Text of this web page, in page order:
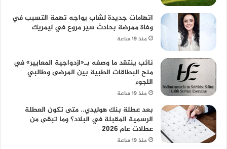
اتهامات جديدة لشاب يواجه تهمة التسبب في
وفاة ممرضة بحادث سير مروع في ليمريك
منذ 19 ساعة
نائب ينتقد ما وصفه بـ«ازدواجية المعايير» في
منح البطاقات الطبية بين المرضى وطالبي
اللجوء
منذ 19 ساعة
بعد عطلة بنك هوليدي.. متى تكون العطلة
الرسمية المقبلة في البلاد؟ وما تبقى من
عطلات عام 2026
منذ 19 ساعة